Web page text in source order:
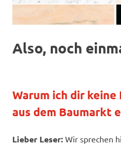
Also, noch
Warum ich dir
aus dem Baumarkt
Lieber Leser: Wir sprechen